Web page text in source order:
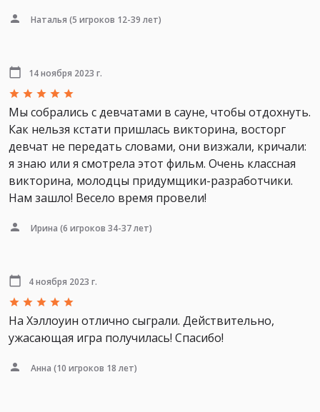
Наталья (5 игроков 12-39 лет)
14 ноября 2023 г.
Мы собрались с девчатами в сауне, чтобы отдохнуть.
Как нельзя кстати пришлась викторина, восторг
девчат не передать словами, они визжали, кричали:
я знаю или я смотрела этот фильм. Очень классная
викторина, молодцы придумщики-разработчики.
Нам зашло! Весело время провели!
Ирина (6 игроков 34-37 лет)
4 ноября 2023 г.
На Хэллоуин отлично сыграли. Действительно,
ужасающая игра получилась! Спасибо!
Анна (10 игроков 18 лет)